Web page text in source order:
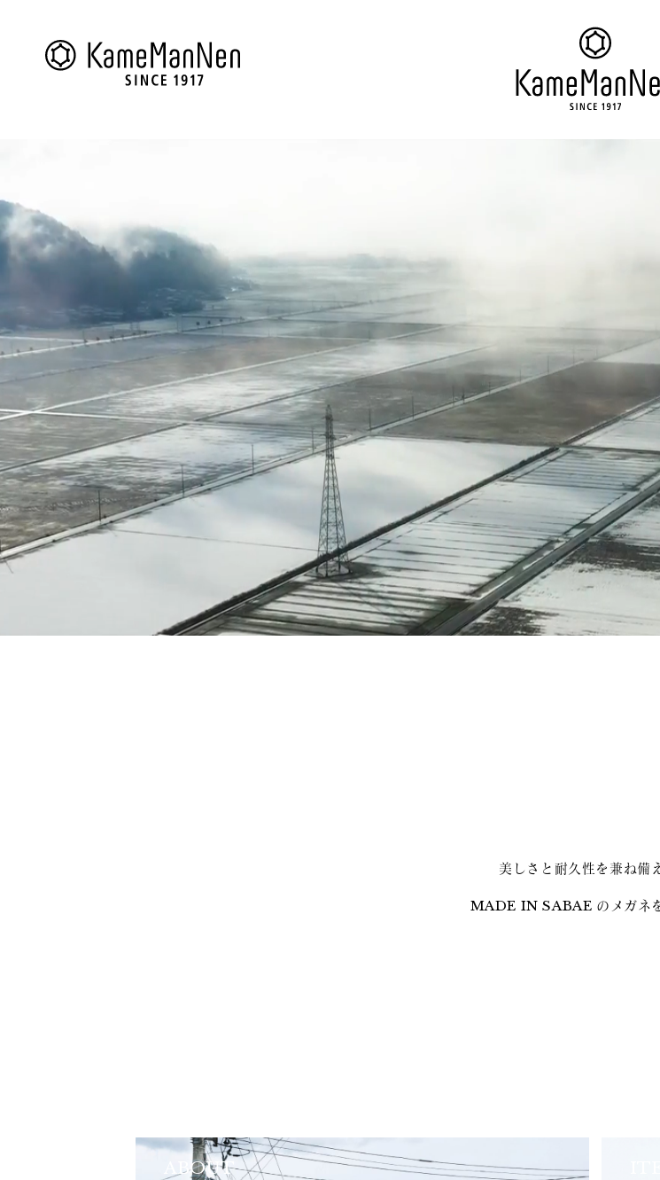
美しさと耐久性を兼ね備
MADE IN SABAE のメガネを
ABOUT